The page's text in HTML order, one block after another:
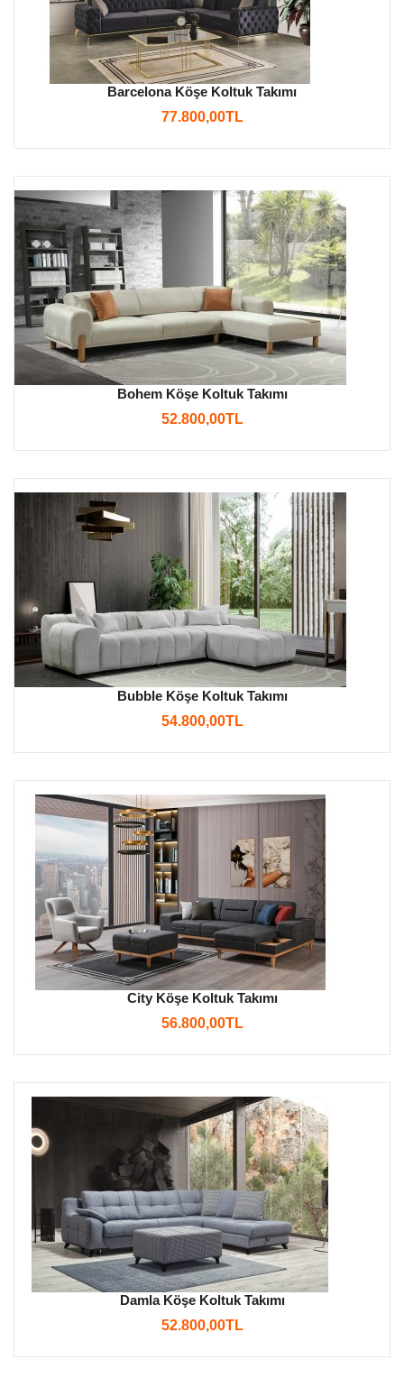
Barcelona Köşe Koltuk Takımı
77.800,00TL
Bohem Köşe Koltuk Takımı
52.800,00TL
Bubble Köşe Koltuk Takımı
54.800,00TL
City Köşe Koltuk Takımı
56.800,00TL
Damla Köşe Koltuk Takımı
52.800,00TL